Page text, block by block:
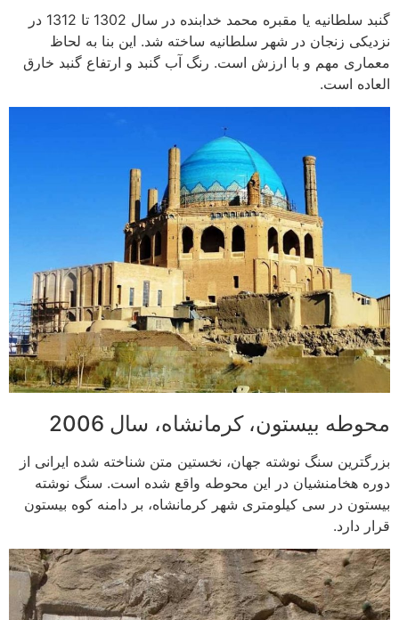
گنبد سلطانیه یا مقبره محمد خدابنده در سال 1302 تا 1312 در
نزدیکی زنجان در شهر سلطانیه ساخته شد. این بنا به لحاظ
معماری مهم و با ارزش است. رنگ آب گنبد و ارتفاع گنبد خارق
العاده است.
محوطه بیستون، کرمانشاه، سال 2006
بزرگترین سنگ نوشته جهان، نخستین متن شناخته شده ایرانی از
دوره هخامنشیان در این محوطه واقع شده است. سنگ نوشته
بیستون در سی کیلومتری شهر کرمانشاه، بر دامنه کوه بیستون
قرار دارد.